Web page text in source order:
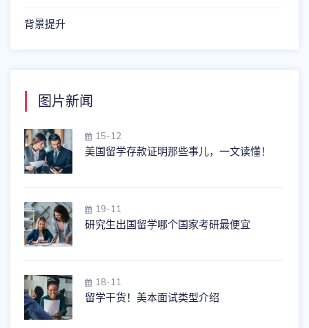
背景提升
图片新闻
15-12
美国留学存款证明那些事儿，一文读懂！
19-11
研究生出国留学哪个国家考研最便宜
18-11
留学干货！美本面试类型介绍